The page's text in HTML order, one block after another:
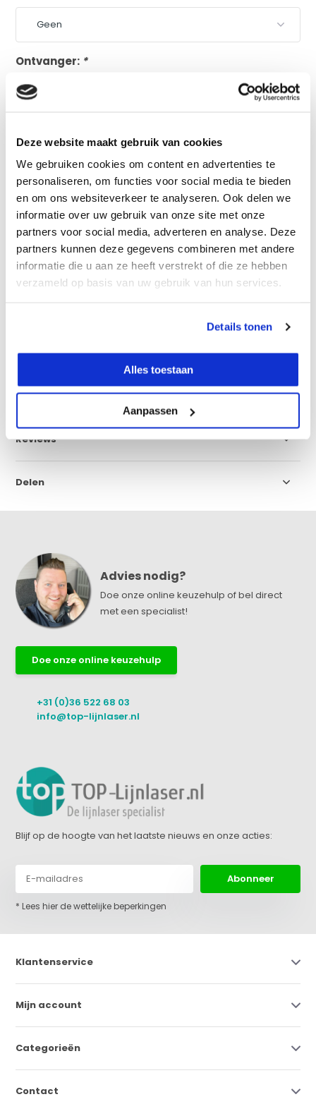
Deze website maakt gebruik van cookies
We gebruiken cookies om content en advertenties te
personaliseren, om functies voor social media te bieden
en om ons websiteverkeer te analyseren. Ook delen we
informatie over uw gebruik van onze site met onze
partners voor social media, adverteren en analyse. Deze
partners kunnen deze gegevens combineren met andere
informatie die u aan ze heeft verstrekt of die ze hebben
verzameld op basis van uw gebruik van hun services.
Details tonen
Alles toestaan
Aanpassen
Ontvanger: *
Ingebouwde fijnafstelling
Robuuste behuizing
Verwisselbare accu
Geen afstandsbediening
Vergelijk
Eigenschappen
Specificaties
Reviews
Delen
Advies nodig?
Doe onze online keuzehulp of bel direct
met een specialist!
Doe onze online keuzehulp
+31 (0)36 522 68 03
info@top-lijnlaser.nl
Blijf op de hoogte van het laatste nieuws en onze acties:
Abonneer
* Lees hier de wettelijke beperkingen
Klantenservice
Mijn account
Categorieën
Contact